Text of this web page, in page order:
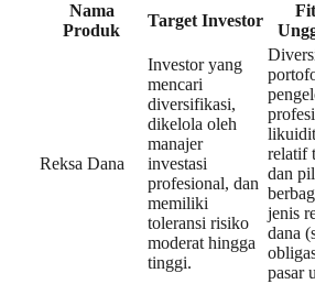
Nama
Produk
Target Investor
Reksa Dana
Investor yang
mencari
diversifikasi,
dikelola oleh
manajer
investasi
profesional, dan
memiliki
toleransi risiko
moderat hingga
tinggi.
relatif
dan
jenis
dana
pasar